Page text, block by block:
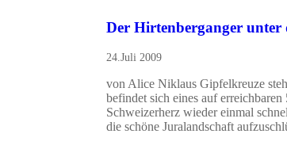
Der Hirtenberganger unter
24.Juli 2009
von Alice Niklaus Gipfelkreuze
befindet sich eines auf
Schweizerherz wieder einmal
die schöne Juralandschaft